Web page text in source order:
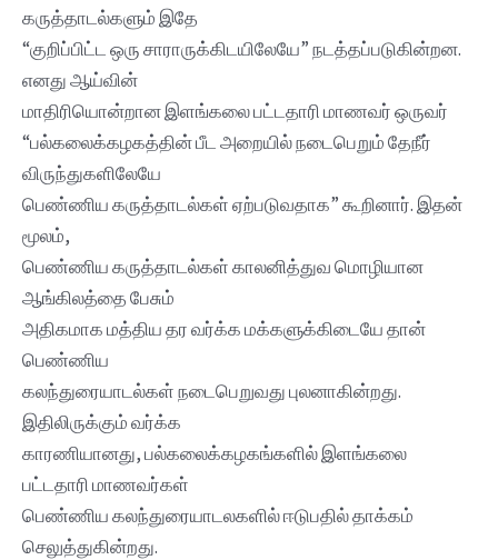
கருத்தாடல்களும் இதே
“குறிப்பிட்ட ஒரு சாராருக்கிடயிலேயே” நடத்தப்படுகின்றன.
எனது ஆய்வின்
மாதிரியொன்றான இளங்கலை பட்டதாரி மாணவர் ஒருவர்
“பல்கலைக்கழகத்தின் பீட அறையில் நடைபெறும் தேநீர்
விருந்துகளிலேயே
பெண்ணிய கருத்தாடல்கள் ஏற்படுவதாக” கூறினார். இதன்
மூலம்,
பெண்ணிய கருத்தாடல்கள் காலனித்துவ மொழியான
ஆங்கிலத்தை பேசும்
அதிகமாக மத்திய தர வர்க்க மக்களுக்கிடையே தான்
பெண்ணிய
கலந்துரையாடல்கள் நடைபெறுவது புலனாகின்றது.
இதிலிருக்கும் வர்க்க
காரணியானது, பல்கலைக்கழகங்களில் இளங்கலை
பட்டதாரி மாணவர்கள்
பெண்ணிய கலந்துரையாடலகளில் ஈடுபதில் தாக்கம்
செலுத்துகின்றது.